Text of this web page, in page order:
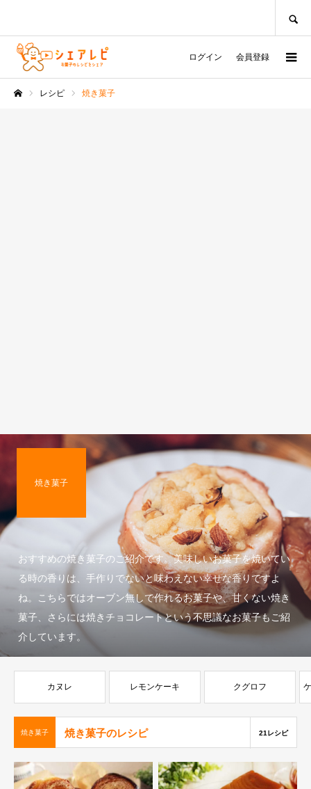
ログイン 会員登録
レシピ 焼き菓子
焼き菓子
おすすめの焼き菓子のご紹介です。美味しいお菓子を焼いてい
る時の香りは、手作りでないと味わえない幸せな香りですよ
ね。こちらではオーブン無しで作れるお菓子や、甘くない焼き
菓子、さらには焼きチョコレートという不思議なお菓子もご紹
介しています。
カヌレ レモンケーキ クグロフ
焼き菓子 焼き菓子のレシピ 21レシピ